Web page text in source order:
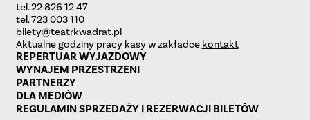
tel. 22 826 12 47
tel. 723 003 110
bilety@teatrkwadrat.pl
Aktualne godziny pracy kasy w zakładce kontakt
REPERTUAR WYJAZDOWY
WYNAJEM PRZESTRZENI
PARTNERZY
DLA MEDIÓW
REGULAMIN SPRZEDAŻY I REZERWACJI BILETÓW